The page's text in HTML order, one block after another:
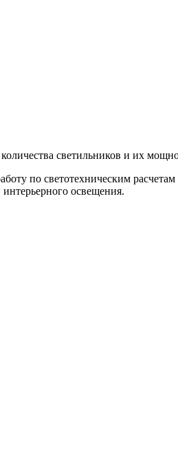
светильников и их
по светотехническим
освещения.